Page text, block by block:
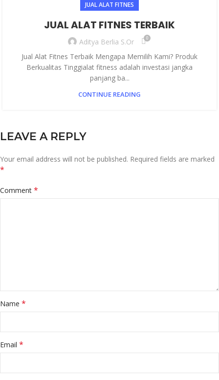
JUAL ALAT FITNES
JUAL ALAT FITNES TERBAIK
Aditya Berlia S.Or 0
Jual Alat Fitnes Terbaik Mengapa Memilih Kami? Produk
Berkualitas Tinggialat fitness adalah investasi jangka
panjang ba...
CONTINUE READING
LEAVE A REPLY
Your email address will not be published. Required fields are marked
*
Comment *
Name *
Email *